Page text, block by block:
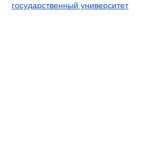
государственный университет